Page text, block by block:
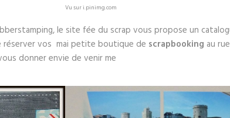
Vu sur i.pinimg.com
le site fée du scrap vous propose un
vos mai petite boutique de scrapbooking au
donner envie de venir me